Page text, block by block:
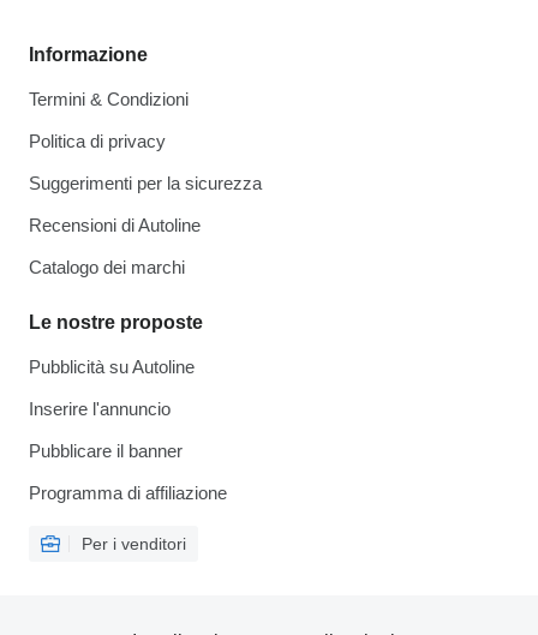
Informazione
Termini & Condizioni
Politica di privacy
Suggerimenti per la sicurezza
Recensioni di Autoline
Catalogo dei marchi
Le nostre proposte
Pubblicità su Autoline
Inserire l'annuncio
Pubblicare il banner
Programma di affiliazione
Per i venditori